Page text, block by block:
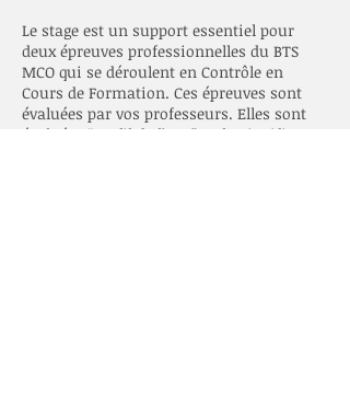
Le stage est un support essentiel pour
deux épreuves professionnelles du BTS
MCO qui se déroulent en Contrôle en
Cours de Formation. Ces épreuves sont
évaluées par vos professeurs. Elles sont
évaluées “au fil de l’eau”. Cela signifie que